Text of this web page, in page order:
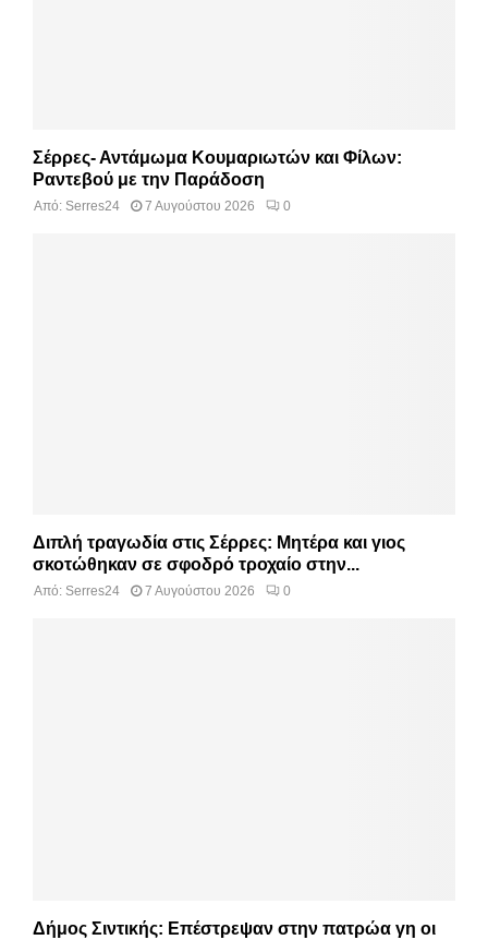
Σέρρες- Αντάμωμα Κουμαριωτών και Φίλων:
Ραντεβού με την Παράδοση
Από: Serres24 7 Αυγούστου 2026 0
Διπλή τραγωδία στις Σέρρες: Μητέρα και γιος
σκοτώθηκαν σε σφοδρό τροχαίο στην...
Από: Serres24 7 Αυγούστου 2026 0
Δήμος Σιντικής: Επέστρεψαν στην πατρώα γη οι